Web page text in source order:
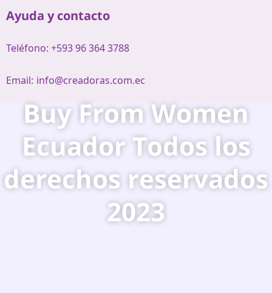
Ayuda y contacto
Teléfono: +593 96 364 3788
Email: info@creadoras.com.ec
Buy From Women
Ecuador Todos los
derechos reservados
2023